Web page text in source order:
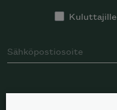
Kuluttajille